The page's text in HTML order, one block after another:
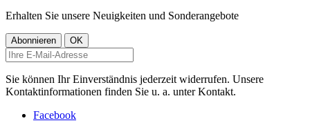
Erhalten Sie unsere Neuigkeiten und Sonderangebote
Sie können Ihr Einverständnis jederzeit widerrufen. Unsere
Kontaktinformationen finden Sie u. a. unter Kontakt.
Facebook